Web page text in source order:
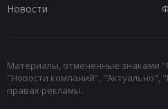
Новости
Материалы, отмеченные знаками
"Новости компаний", "Актуально",
правах рекламы.